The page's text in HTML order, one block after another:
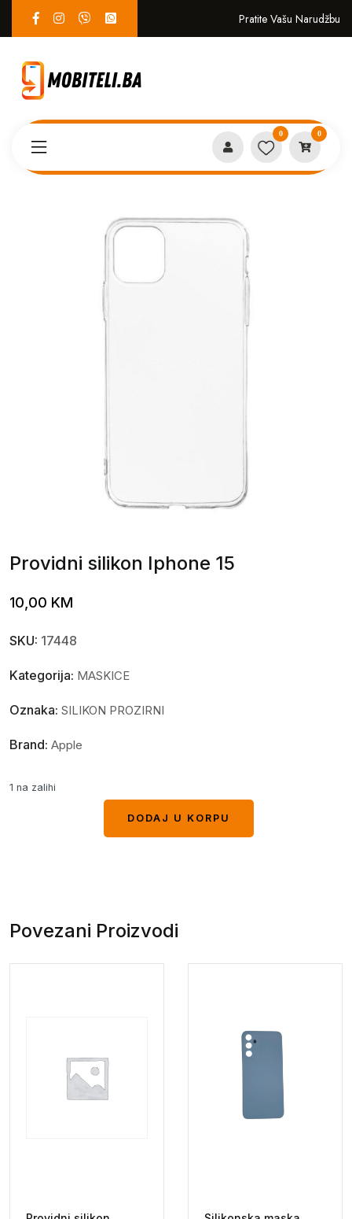
Pratite Vašu Narudžbu
0 0
Providni silikon Iphone 15
Providni silikon Iphone 15
10,00 KM
SKU: 17448
Kategorija: MASKICE
Oznaka: SILIKON PROZIRNI
Brand: Apple
1 na zalihi
DODAJ U KORPU
Povezani Proizvodi